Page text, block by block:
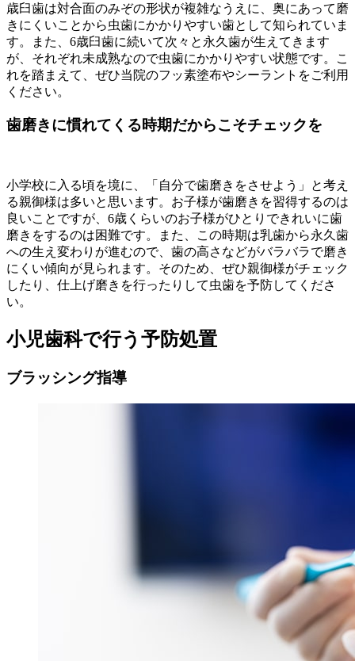
歳臼歯は対合面のみぞの形状が複雑なうえに、奥にあって磨
きにくいことから虫歯にかかりやすい歯として知られていま
す。また、6歳臼歯に続いて次々と永久歯が生えてきます
が、それぞれ未成熟なので虫歯にかかりやすい状態です。こ
れを踏まえて、ぜひ当院のフッ素塗布やシーラントをご利用
ください。
歯磨きに慣れてくる時期だからこそチェックを
小学校に入る頃を境に、「自分で歯磨きをさせよう」と考え
る親御様は多いと思います。お子様が歯磨きを習得するのは
良いことですが、6歳くらいのお子様がひとりできれいに歯
磨きをするのは困難です。また、この時期は乳歯から永久歯
への生え変わりが進むので、歯の高さなどがバラバラで磨き
にくい傾向が見られます。そのため、ぜひ親御様がチェック
したり、仕上げ磨きを行ったりして虫歯を予防してくださ
い。
小児歯科で行う予防処置
ブラッシング指導